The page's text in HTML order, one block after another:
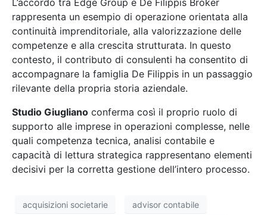
L’accordo tra Edge Group e De Filippis Broker
rappresenta un esempio di operazione orientata alla
continuità imprenditoriale, alla valorizzazione delle
competenze e alla crescita strutturata. In questo
contesto, il contributo di consulenti ha consentito di
accompagnare la famiglia De Filippis in un passaggio
rilevante della propria storia aziendale.
Studio Giugliano conferma così il proprio ruolo di
supporto alle imprese in operazioni complesse, nelle
quali competenza tecnica, analisi contabile e
capacità di lettura strategica rappresentano elementi
decisivi per la corretta gestione dell’intero processo.
acquisizioni societarie advisor contabile